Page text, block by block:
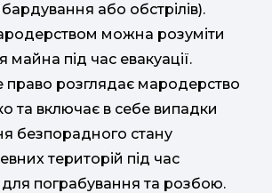
або обстрілів).
можна розуміти
під час евакуації.
розглядає мародерство
та включає в себе випадки
безпорадного стану
територій під час
пограбування та розбою.